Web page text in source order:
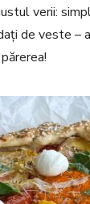
verii:
de veste –